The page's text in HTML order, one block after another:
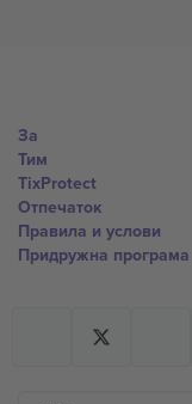
За
Тим
TixProtect
Отпечаток
Правила и услови
Придружна програма